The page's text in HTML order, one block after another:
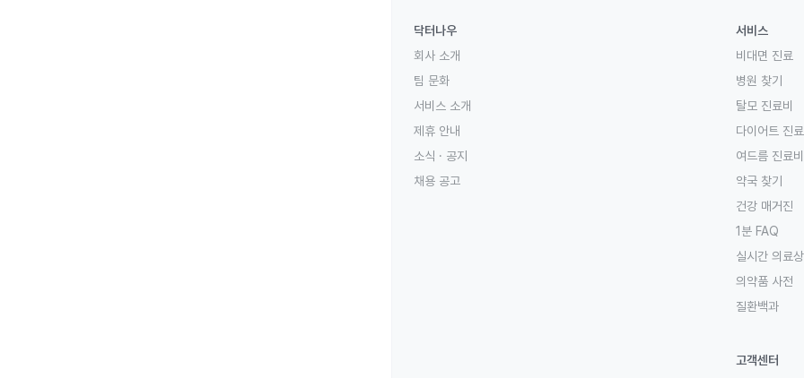
닥터나우
회사 소개
팀 문화
서비스 소개
제휴 안내
소식 · 공지
채용 공고
서비스
비대면 진료
병원 찾기
탈모 진료비
다이어트 진료
여드름 진료비
약국 찾기
건강 매거진
1분 FAQ
실시간 의료
의약품 사전
질환백과
고객센터